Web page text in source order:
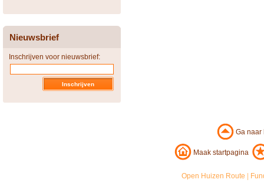
Nieuwsbrief
Inschrijven voor nieuwsbrief:
Ga
Maak startpagina
Open Huizen Route